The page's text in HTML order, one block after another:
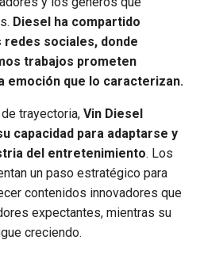
Diesel ha compartido
redes sociales, donde
trabajos prometen
emoción que lo caracterizan.
trayectoria, Vin Diesel
capacidad para adaptarse y
del entretenimiento. Los
un paso estratégico para
contenidos innovadores que
expectantes, mientras su
creciendo.